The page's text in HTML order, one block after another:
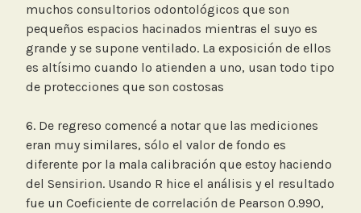
muchos consultorios odontológicos que son
pequeños espacios hacinados mientras el suyo es
grande y se supone ventilado. La exposición de ellos
es altísimo cuando lo atienden a uno, usan todo tipo
de protecciones que son costosas
6. De regreso comencé a notar que las mediciones
eran muy similares, sólo el valor de fondo es
diferente por la mala calibración que estoy haciendo
del Sensirion. Usando R hice el análisis y el resultado
fue un Coeficiente de correlación de Pearson 0.990,